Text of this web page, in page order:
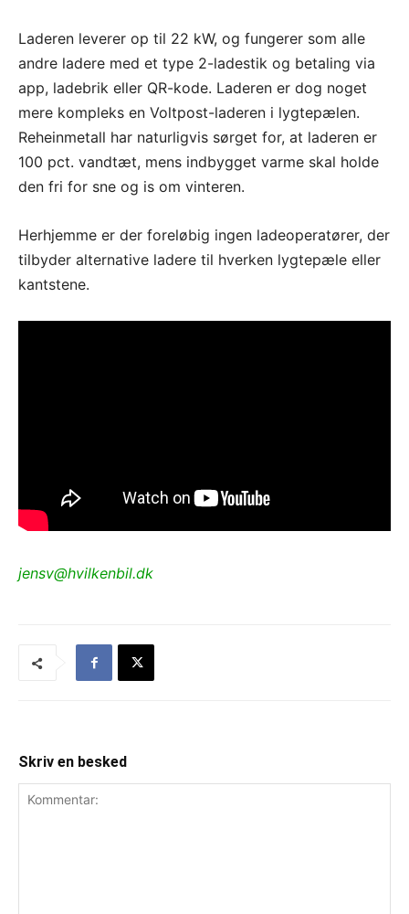
Laderen leverer op til 22 kW, og fungerer som alle
andre ladere med et type 2-ladestik og betaling via
app, ladebrik eller QR-kode. Laderen er dog noget
mere kompleks en Voltpost-laderen i lygtepælen.
Reheinmetall har naturligvis sørget for, at laderen er
100 pct. vandtæt, mens indbygget varme skal holde
den fri for sne og is om vinteren.
Herhjemme er der foreløbig ingen ladeoperatører, der
tilbyder alternative ladere til hverken lygtepæle eller
kantstene.
jensv@hvilkenbil.dk
Skriv en besked